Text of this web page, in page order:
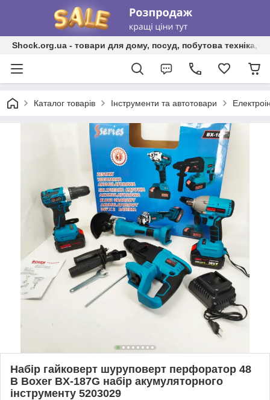
Shock.org.ua - товари для дому, посуд, побутова техніка,
Каталог товарів Інструменти та автотовари
Набір гайковерт шуруповерт перфоратор 48
В Boxer BX-187G набір акумуляторного
інструменту 5203029